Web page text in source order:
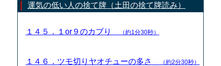
運気の低い人の捨て牌（土田の捨て牌読み）
１４５．１or９のカブり （約1分30秒）
１４６．ツモ切りヤオチューの多さ （約2分30秒）